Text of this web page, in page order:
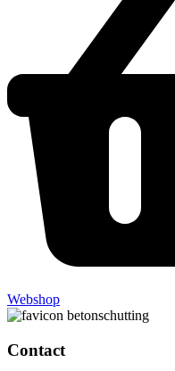
Webshop
Contact